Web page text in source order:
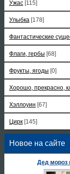
Ужас [115]
Улыбка [178]
Фантастические
Флаги, гербы [68]
Фрукты, ягоды [0]
Хорошо, прекрасно,
Хэллоуин [67]
Цирк [145]
Новое на сайте
Дед мороз